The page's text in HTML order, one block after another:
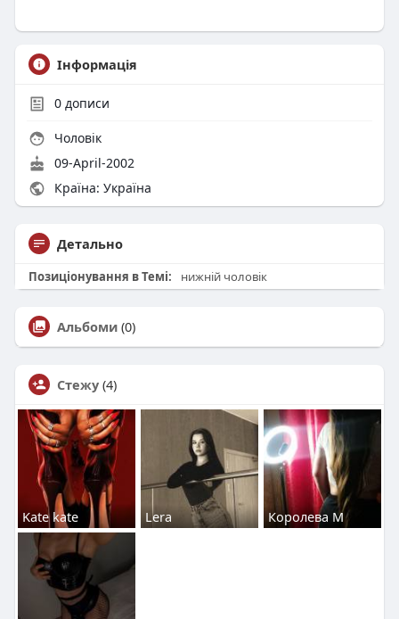
Інформація
0дописи
Чоловік
09-April-2002
Країна: Україна
Детально
Позиціонування в Темі: нижній чоловік
Альбоми (0)
Стежу (4)
Kate kate Lera Королева М